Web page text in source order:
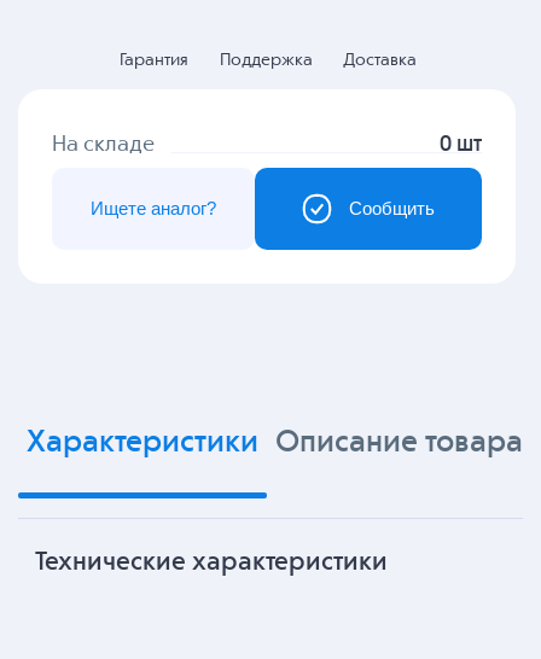
Гарантия Поддержка Доставка
На складе 0 шт
Сообщить
Ищете аналог?
Характеристики Описание товара
Технические характеристики